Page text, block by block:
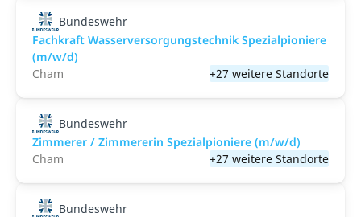
Bundeswehr
Fachkraft Wasserversorgungstechnik Spezialpioniere
(m/w/d)
Cham
+27 weitere Standorte
Bundeswehr
Zimmerer / Zimmererin Spezialpioniere (m/w/d)
Cham
+27 weitere Standorte
Bundeswehr